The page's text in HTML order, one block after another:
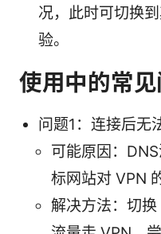
况，此时可切换
验。
使用中的常
问题1：连接后无
可能原因：
标网站对 VPN
解决方法：切